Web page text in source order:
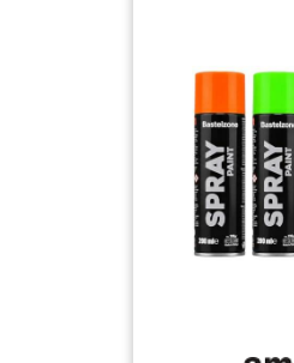
autres scènes,
bouteille compressible
et à verser. La
le bouchon étanche
pour empêcher la
Compatible avec une
adapté à la toile, au
papier, au métal, au